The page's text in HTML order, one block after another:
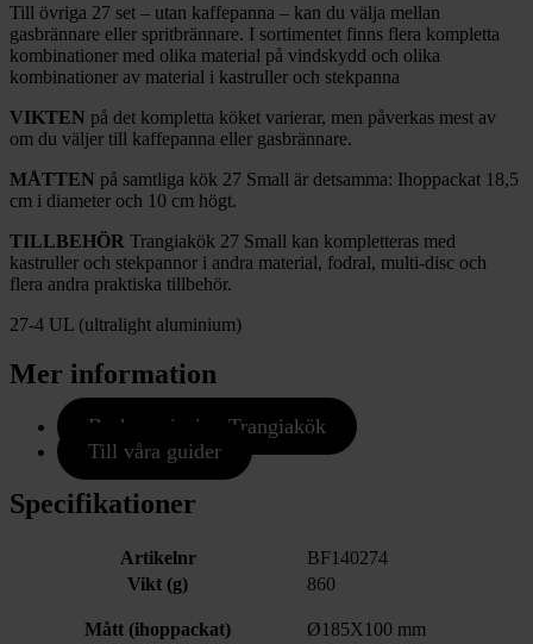
Till övriga 27 set – utan kaffepanna – kan du välja mellan
gasbrännare eller spritbrännare. I sortimentet finns flera kompletta
kombinationer med olika material på vindskydd och olika
kombinationer av material i kastruller och stekpanna
VIKTEN på det kompletta köket varierar, men påverkas mest av
om du väljer till kaffepanna eller gasbrännare.
MÅTTEN på samtliga kök 27 Small är detsamma: Ihoppackat 18,5
cm i diameter och 10 cm högt.
TILLBEHÖR Trangiakök 27 Small kan kompletteras med
kastruller och stekpannor i andra material, fodral, multi-disc och
flera andra praktiska tillbehör.
27-4 UL (ultralight aluminium)
Mer information
Bruksanvisning Trangiakök
Till våra guider
Specifikationer
Artikelnr
BF140274
Vikt (g)
860
Mått (ihoppackat) Ø185X100 mm